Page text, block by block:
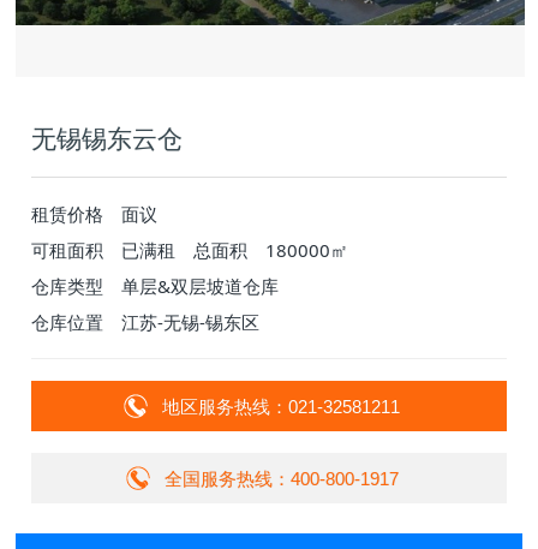
无锡锡东云仓
租赁价格
面议
可租面积
已满租 总面积
180000㎡
仓库类型
单层&双层坡道仓库
仓库位置
江苏-无锡-锡东区
地区服务热线：021-32581211
全国服务热线：400-800-1917